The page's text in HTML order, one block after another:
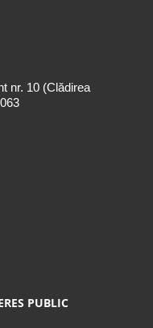
nr. 10 (Clădirea
PUBLIC